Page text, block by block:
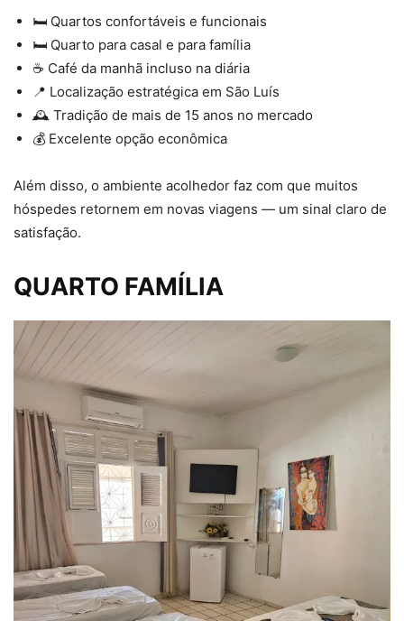
🛏 Quartos confortáveis e funcionais
🛏 Quarto para casal e para família
☕ Café da manhã incluso na diária
📍 Localização estratégica em São Luís
🕰 Tradição de mais de 15 anos no mercado
💰 Excelente opção econômica
Além disso, o ambiente acolhedor faz com que muitos
hóspedes retornem em novas viagens — um sinal claro de
satisfação.
QUARTO FAMÍLIA